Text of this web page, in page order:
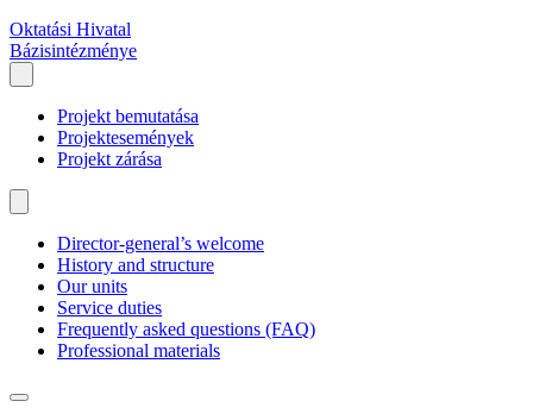
Oktatási Hivatal
Bázisintézménye
Projekt bemutatása
Projektesemények
Projekt zárása
Director-general’s welcome
History and structure
Our units
Service duties
Frequently asked questions (FAQ)
Professional materials